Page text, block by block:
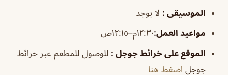
الموسيقى : لا يوجد
مواعيد العمل:١٢:٣٠م–١٢:١٥ص
الموقع على خرائط جوجل : للوصول للمطعم عبر خرائط
جوجل اضغط هنا